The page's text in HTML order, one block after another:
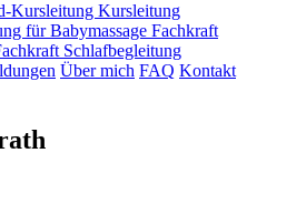
Kursleitung Kursleitung
für Babymassage Fachkraft
Schlafbegleitung
Über mich FAQ Kontakt